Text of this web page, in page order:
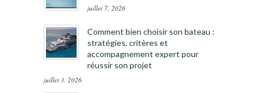
juillet 7, 2026
Comment bien choisir son bateau :
stratégies, critères et
accompagnement expert pour
réussir son projet
juillet 3, 2026